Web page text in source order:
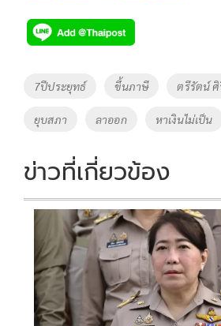
e
b
o
k
tt
er
p
y
Li
k
Tags
7ปีประยุทธ์ ขึ้นภาษี ตรีรัตน์
ยุบสภา ลาออก หาเงินไม่เป็น
ข่าวที่เกี่ยวข้อง